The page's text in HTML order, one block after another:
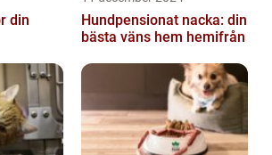
din
Hundpensionat nacka: din
bästa väns hem hemifrån